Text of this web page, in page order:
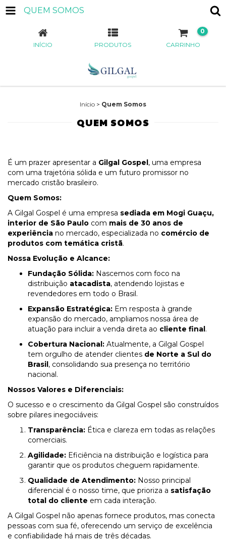
QUEM SOMOS
INÍCIO PRODUTOS CARRINHO
0
Início > Quem Somos
QUEM SOMOS
É um prazer apresentar a Gilgal Gospel, uma empresa
com uma trajetória sólida e um futuro promissor no
mercado cristão brasileiro.
Quem Somos:
A Gilgal Gospel é uma empresa sediada em Mogi Guaçu,
interior de São Paulo com mais de 30 anos de
experiência no mercado, especializada no comércio de
produtos com temática cristã.
Nossa Evolução e Alcance:
Fundação Sólida: Nascemos com foco na
distribuição atacadista, atendendo lojistas e
revendedores em todo o Brasil.
Expansão Estratégica: Em resposta à grande
expansão do mercado, ampliamos nossa área de
atuação para incluir a venda direta ao cliente final.
Cobertura Nacional: Atualmente, a Gilgal Gospel
tem orgulho de atender clientes de Norte a Sul do
Brasil, consolidando sua presença no território
nacional.
Nossos Valores e Diferenciais:
O sucesso e o crescimento da Gilgal Gospel são construídos
sobre pilares inegociáveis:
Transparência: Ética e clareza em todas as relações
comerciais.
Agilidade: Eficiência na distribuição e logística para
garantir que os produtos cheguem rapidamente.
Qualidade de Atendimento: Nosso principal
diferencial é o nosso time, que prioriza a satisfação
total do cliente em cada interação.
A Gilgal Gospel não apenas fornece produtos, mas conecta
pessoas com sua fé, oferecendo um serviço de excelência
e confiabilidade há mais de três décadas.